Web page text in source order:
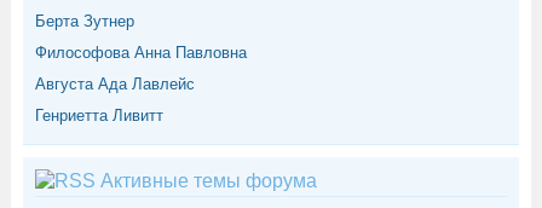
Берта Зутнер
Философова Анна Павловна
Августа Ада Лавлейс
Генриетта Ливитт
Активные темы форума